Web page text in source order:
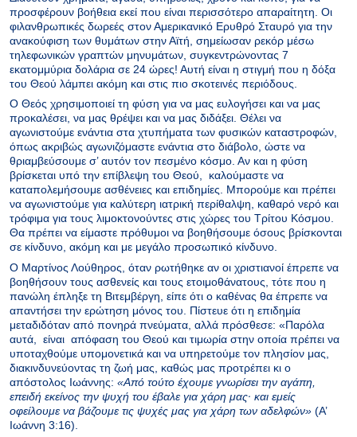
προσφέρουν βοήθεια εκεί που είναι περισσότερο απαραίτητη. Οι
φιλανθρωπικές δωρεές στον Αμερικανικό Ερυθρό Σταυρό για την
ανακούφιση των θυμάτων στην Αϊτή, σημείωσαν ρεκόρ μέσω
τηλεφωνικών γραπτών μηνυμάτων, συγκεντρώνοντας 7
εκατομμύρια δολάρια σε 24 ώρες! Αυτή είναι η στιγμή που η δόξα
του Θεού λάμπει ακόμη και στις πιο σκοτεινές περιόδους.
Ο Θεός χρησιμοποιεί τη φύση για να μας ευλογήσει και να μας
προκαλέσει, να μας θρέψει και να μας διδάξει. Θέλει να
αγωνιστούμε ενάντια στα χτυπήματα των φυσικών καταστροφών,
όπως ακριβώς αγωνιζόμαστε ενάντια στο διάβολο, ώστε να
θριαμβεύσουμε σ’ αυτόν τον πεσμένο κόσμο. Αν και η φύση
βρίσκεται υπό την επίβλεψη του Θεού, καλούμαστε να
καταπολεμήσουμε ασθένειες και επιδημίες. Μπορούμε και πρέπει
να αγωνιστούμε για καλύτερη ιατρική περίθαλψη, καθαρό νερό και
τρόφιμα για τους λιμοκτονούντες στις χώρες του Τρίτου Κόσμου.
Θα πρέπει να είμαστε πρόθυμοι να βοηθήσουμε όσους βρίσκονται
σε κίνδυνο, ακόμη και με μεγάλο προσωπικό κίνδυνο.
Ο Μαρτίνος Λούθηρος, όταν ρωτήθηκε αν οι χριστιανοί έπρεπε να
βοηθήσουν τους ασθενείς και τους ετοιμοθάνατους, τότε που η
πανώλη έπληξε τη Βιτεμβέργη, είπε ότι ο καθένας θα έπρεπε να
απαντήσει την ερώτηση μόνος του. Πίστευε ότι η επιδημία
μεταδιδόταν από πονηρά πνεύματα, αλλά πρόσθεσε: «Παρόλα
αυτά, είναι απόφαση του Θεού και τιμωρία στην οποία πρέπει να
υποταχθούμε υπομονετικά και να υπηρετούμε τον πλησίον μας,
διακινδυνεύοντας τη ζωή μας, καθώς μας προτρέπει κι ο
απόστολος Ιωάννης: «Aπό τούτο έχουμε γνωρίσει την αγάπη,
επειδή εκείνος την ψυχή του έβαλε για χάρη μας· και εμείς
οφείλουμε να βάζουμε τις ψυχές μας για χάρη των αδελφών» (Α’
Ιωάννη 3:16).